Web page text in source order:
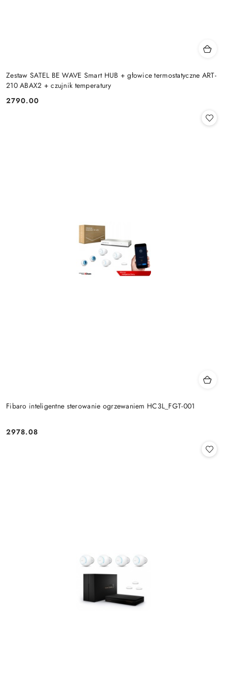
Zestaw SATEL BE WAVE Smart HUB + głowice termostatyczne ART-
210 ABAX2 + czujnik temperatury
Cena:
2790.00
Fibaro inteligentne sterowanie ogrzewaniem HC3L_FGT-001
Cena:
2978.08